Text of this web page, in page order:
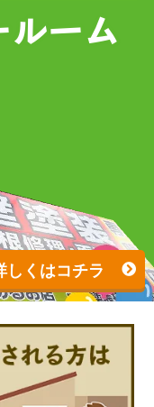
ーム
しくはコチラ